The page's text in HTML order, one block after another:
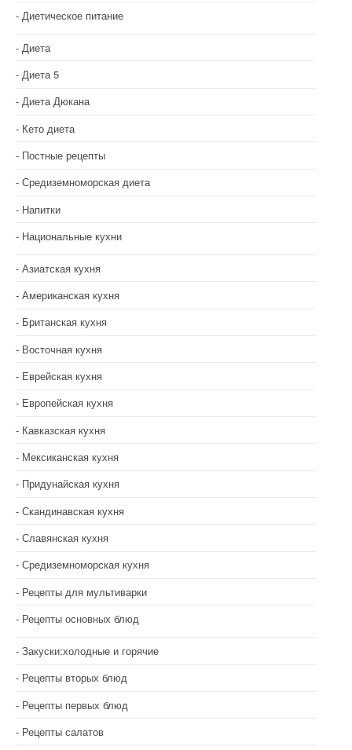
Диетическое питание
Диета
Диета 5
Диета Дюкана
Кето диета
Постные рецепты
Средиземноморская диета
Напитки
Национальные кухни
Азиатская кухня
Американская кухня
Британская кухня
Восточная кухня
Еврейская кухня
Европейская кухня
Кавказская кухня
Мексиканская кухня
Придунайская кухня
Скандинавская кухня
Славянская кухня
Средиземноморская кухня
Рецепты для мультиварки
Рецепты основных блюд
Закуски:холодные и горячие
Рецепты вторых блюд
Рецепты первых блюд
Рецепты салатов